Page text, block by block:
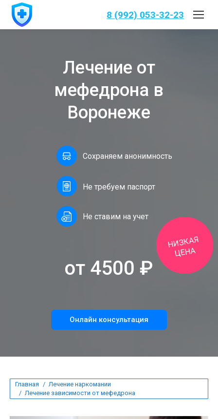
8 (992) 053-32-23
Лечение от
мефедрона в
Воронеже
Онлайн консультация
от 4500 ₽
Сохраняем анонимность
Не требуем паспорт
Не ставим на учет
Н
ИЗКАЯ
ЦЕНА
Вы здесь:
Главная
Лечение наркомании
Лечение зависимости от мефедрона